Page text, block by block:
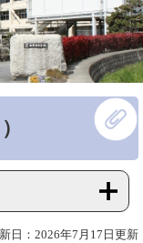
日：2026年7月17日更新